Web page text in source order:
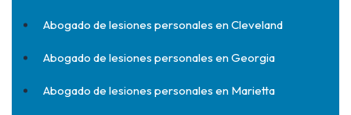
Abogado de lesiones personales en Cleveland
Abogado de lesiones personales en Georgia
Abogado de lesiones personales en Marietta